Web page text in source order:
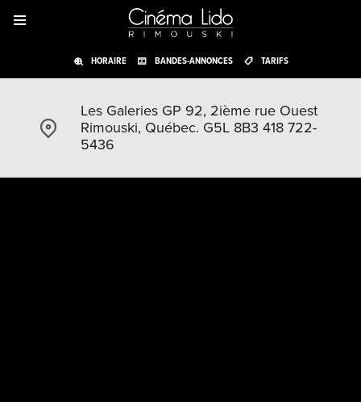
HORAIRE BANDES-ANNONCES TARIFS
Les Galeries GP 92, 2ième rue Ouest
Rimouski, Québec. G5L 8B3 418 722-
5436